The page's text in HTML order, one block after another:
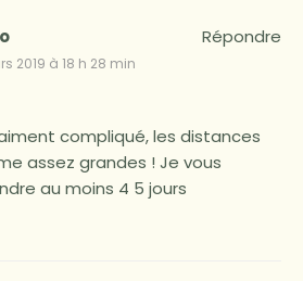
2019 à 18 h 28 min
compliqué, les distances
assez grandes ! Je vous
au moins 4 5 jours
Répondre